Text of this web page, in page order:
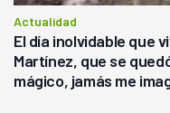
Actualidad
El día inolvidable que
Martínez, que se
mágico, jamás me